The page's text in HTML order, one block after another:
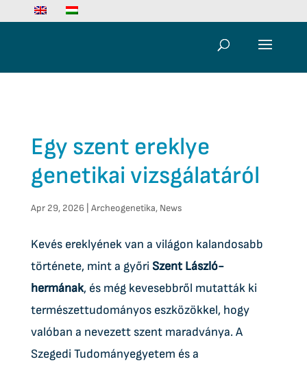
Egy szent ereklye
genetikai vizsgálatáról
Apr 29, 2026 Archeogenetika, News
Kevés ereklyének van a világon kalandosabb
története, mint a győri Szent László-
hermának, és még kevesebbről mutatták ki
természettudományos eszközökkel, hogy
valóban a nevezett szent maradványa. A
Szegedi Tudományegyetem és a